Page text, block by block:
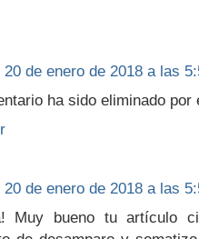
20 de enero de 2018 a las
ha sido eliminado por
20 de enero de 2018 a las
Muy bueno tu artículo